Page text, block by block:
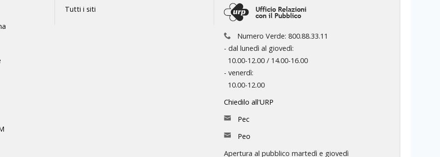
Tutti i siti
Numero Verde: 800.88.33.11
- dal lunedì al giovedì:
10.00-12.00 / 14.00-16.00
- venerdì:
10.00-12.00
Chiedilo all'URP
Pec
Peo
Apertura al pubblico martedì e giovedì